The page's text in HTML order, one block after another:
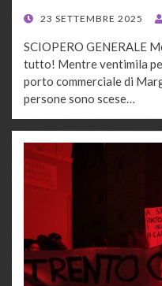
POSTED
23 SETTEMBRE 2025
SCIOPERO GENERALE
tutto! Mentre ventimila
porto commerciale di
persone sono scese…